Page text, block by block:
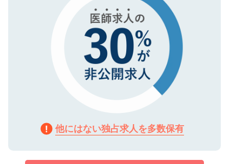
他にはない独占求人を多数保有